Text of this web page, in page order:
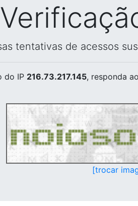
tentativas de acessos
do IP 216.73.217.145, responda
[trocar